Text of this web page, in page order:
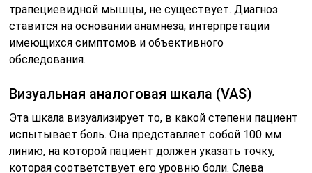
трапециевидной мышцы, не существует. Диагноз
ставится на основании анамнеза, интерпретации
имеющихся симптомов и объективного
обследования.
Визуальная аналоговая шкала (VAS)
Эта шкала визуализирует то, в какой степени пациент
испытывает боль. Она представляет собой 100 мм
линию, на которой пациент должен указать точку,
которая соответствует его уровню боли. Слева